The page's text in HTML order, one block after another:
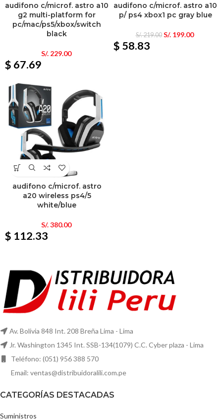
audifono c/microf. astro a10
g2 multi-platform for
pc/mac/ps5/xbox/switch
black
S/.229.00
$ 67.69
audifono c/microf. astro a10
p/ ps4 xbox1 pc gray blue
S/.219.00 S/.199.00
$ 58.83
audifono c/microf. astro
a20 wireless ps4/5
white/blue
S/.380.00
$ 112.33
Av. Bolivia 848 Int. 208 Breña Lima - Lima
Jr. Washington 1345 Int. SSB-134(1079) C.C. Cyber plaza - Lima
Teléfono: (051) 956 388 570
Email: ventas@distribuidoralili.com.pe
CATEGORÍAS DESTACADAS
Suministros